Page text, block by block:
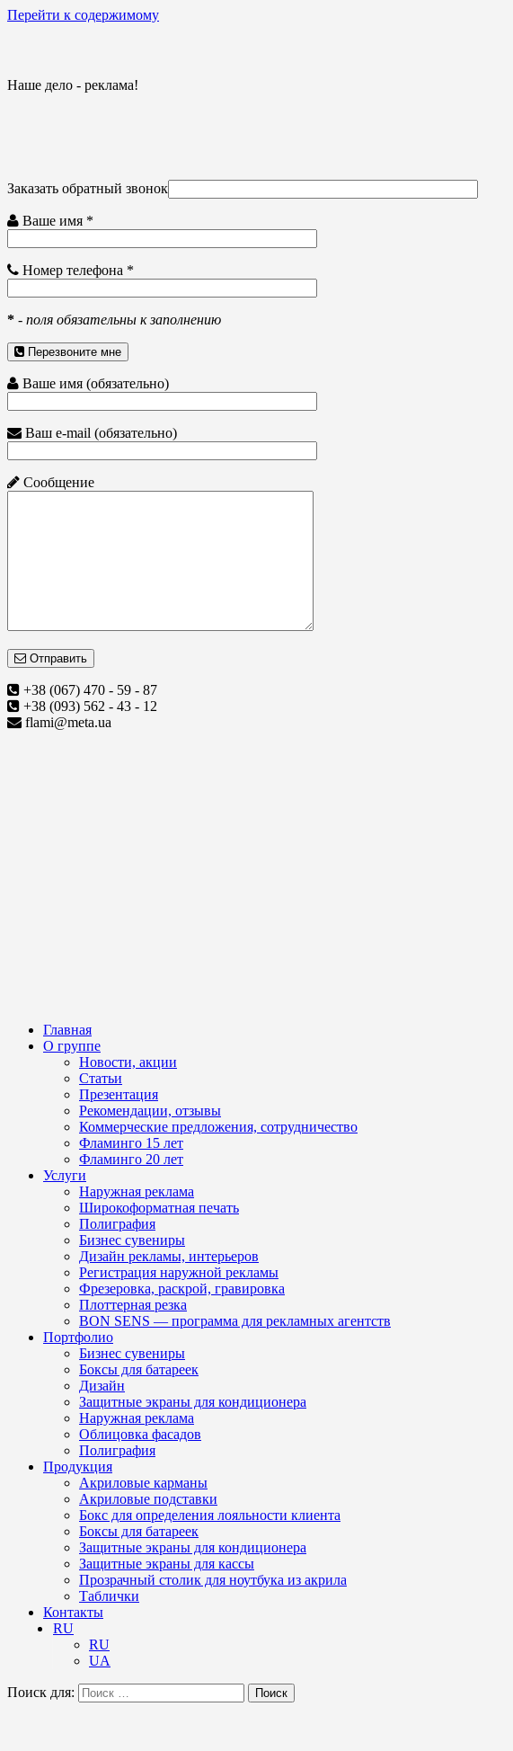
Перейти к содержимому
Наше дело - реклама!
Заказать обратный звонок
Ваше имя *
Номер телефона *
* - поля обязательны к заполнению
Перезвоните мне
Ваше имя (обязательно)
Ваш e-mail (обязательно)
Сообщение
Отправить
+38 (067) 470 - 59 - 87
+38 (093) 562 - 43 - 12
flami@meta.ua
Главная
О группе
Новости, акции
Статьи
Презентация
Рекомендации, отзывы
Коммерческие предложения, сотрудничество
Фламинго 15 лет
Фламинго 20 лет
Услуги
Наружная реклама
Широкоформатная печать
Полиграфия
Бизнес сувениры
Дизайн рекламы, интерьеров
Регистрация наружной рекламы
Фрезеровка, раскрой, гравировка
Плоттерная резка
BON SENS — программа для рекламных агентств
Портфолио
Бизнес сувениры
Боксы для батареек
Дизайн
Защитные экраны для кондиционера
Наружная реклама
Облицовка фасадов
Полиграфия
Продукция
Акриловые карманы
Акриловые подставки
Бокс для определения лояльности клиента
Боксы для батареек
Защитные экраны для кондиционера
Защитные экраны для кассы
Прозрачный столик для ноутбука из акрила
Таблички
Контакты
RU
RU
UA
Поиск для: Поиск